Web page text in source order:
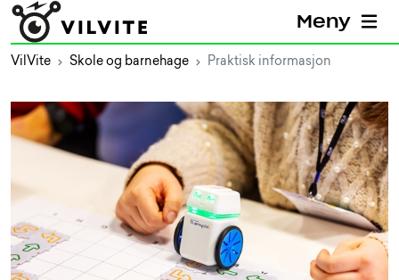
Meny
VilVite Skole og barnehage Praktisk informasjon